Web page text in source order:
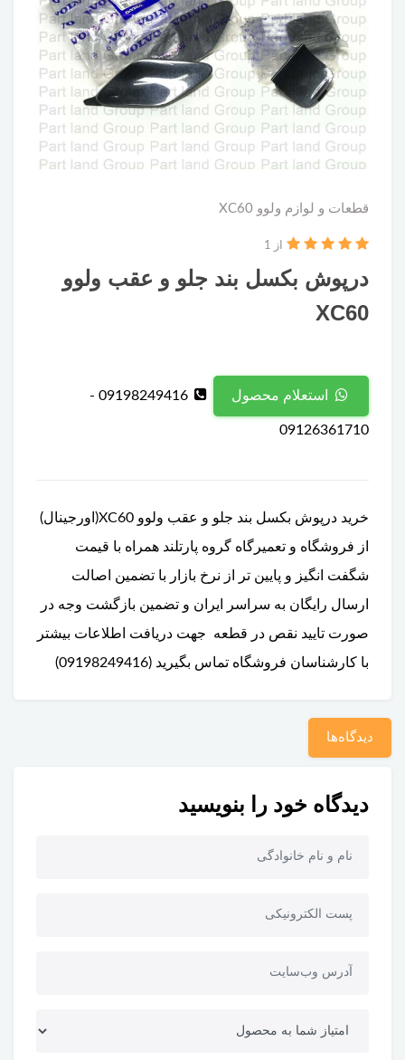
قطعات و لوازم ولوو XC60
درپوش بکسل بند جلو و عقب ولوو
XC60
از 1
استعلام محصول 09198249416 -
09126361710
خرید درپوش بکسل بند جلو و عقب ولوو XC60(اورجینال)
از فروشگاه و تعمیرگاه گروه پارتلند همراه با قیمت
شگفت انگیز و پایین تر از نرخ بازار با تضمین اصالت
ارسال رایگان به سراسر ایران و تضمین بازگشت وجه در
صورت تایید نقص در قطعه جهت دریافت اطلاعات بیشتر
با کارشناسان فروشگاه تماس بگیرید (09198249416)
دیدگاه‌ها
دیدگاه خود را بنویسید